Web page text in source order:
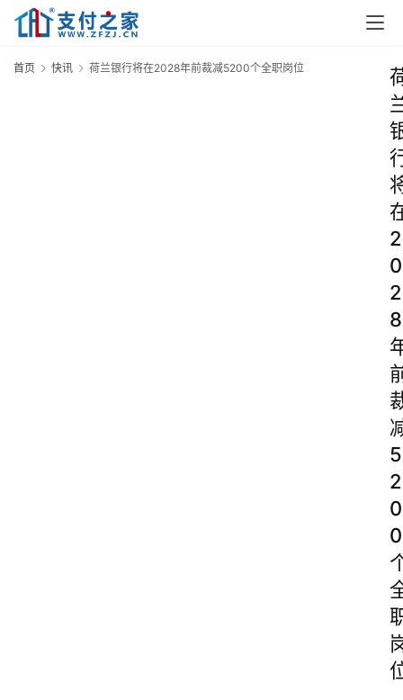
首页 快讯 荷兰银行将在2028年前裁减5200个全职岗位
2
0
2
8
5
2
0
0